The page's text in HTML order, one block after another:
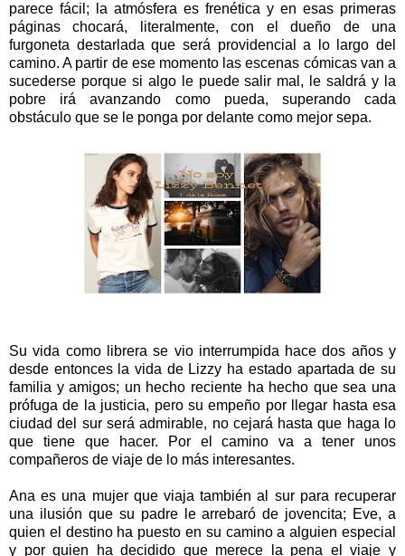
parece fácil; la atmósfera es frenética y en esas primeras
páginas chocará, literalmente, con el dueño de una
furgoneta destarlada que será providencial a lo largo del
camino. A partir de ese momento las escenas cómicas van a
sucederse porque si algo le puede salir mal, le saldrá y la
pobre irá avanzando como pueda, superando cada
obstáculo que se le ponga por delante como mejor sepa.
Su vida como librera se vio interrumpida hace dos años y
desde entonces la vida de Lizzy ha estado apartada de su
familia y amigos; un hecho reciente ha hecho que sea una
prófuga de la justicia, pero su empeño por llegar hasta esa
ciudad del sur será admirable, no cejará hasta que haga lo
que tiene que hacer. Por el camino va a tener unos
compañeros de viaje de lo más interesantes.
Ana es una mujer que viaja también al sur para recuperar
una ilusión que su padre le arrebaró de jovencita; Eve, a
quien el destino ha puesto en su camino a alguien especial
y por quien ha decidido que merece la pena el viaje y